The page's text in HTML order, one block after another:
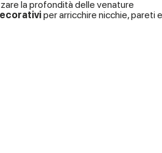
la profondità delle venature
per arricchire nicchie, pareti